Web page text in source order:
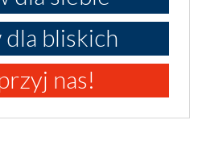
dla bliskich
nas!